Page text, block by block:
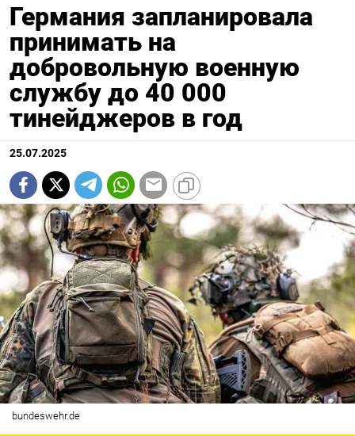
Германия запланировала
принимать на
добровольную военную
службу до 40 000
тинейджеров в год
25.07.2025
bundeswehr.de